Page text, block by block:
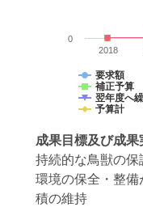
要求額
補正予算
翌年度へ
予算計
2018
0
成果目標及び成果
持続的な鳥獣の
環境の保全・整
積の維持